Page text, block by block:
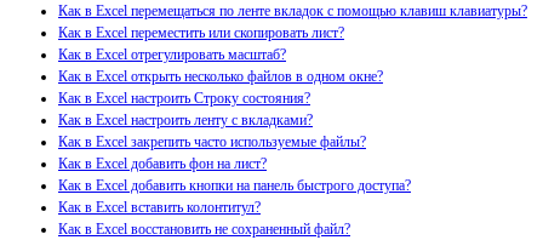
Как в Excel перемещаться по ленте вкладок с помощью клавиш клавиатуры?
Как в Excel переместить или скопировать лист?
Как в Excel отрегулировать масштаб?
Как в Excel открыть несколько файлов в одном окне?
Как в Excel настроить Строку состояния?
Как в Excel настроить ленту с вкладками?
Как в Excel закрепить часто используемые файлы?
Как в Excel добавить фон на лист?
Как в Excel добавить кнопки на панель быстрого доступа?
Как в Excel вставить колонтитул?
Как в Excel восстановить не сохраненный файл?